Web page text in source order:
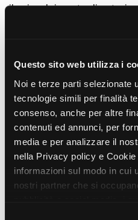
Questo sito web utilizza i
Noi e terze parti selezionate
tecnologie simili per finalità
consenso, anche per altre
contenuti ed annunci, per
media e per analizzare il
nella Privacy policy e
informazioni sul modo in cui
nostri partner che si
Bandi e gare
Whistleblowing
il coinvolgimento di autori,
torinesi e piemontesi, i co-
diffusione attraverso
canali televisivi,
Progetti in
Vedi 105 progetti in